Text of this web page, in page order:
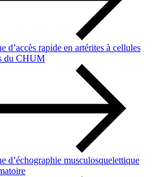
d’accès rapide en artérites à cellules
du CHUM
d’échographie musculosquelettique